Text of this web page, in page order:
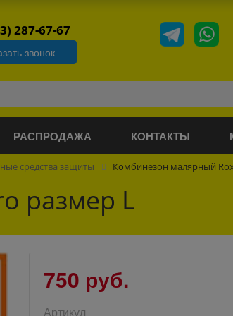
287-67-67
звонок
РАСПРОДАЖА КОНТАКТЫ
средства защиты Комбинезон малярный
размер L
750 руб.
Артикул